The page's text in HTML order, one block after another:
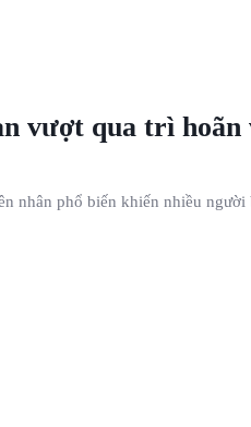
vượt qua trì
nhân phổ biến khiến nhiều